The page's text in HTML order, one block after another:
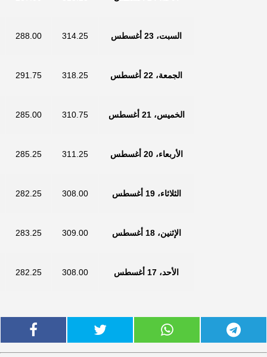
السبت، 23 أغسطس 314.25
288.00
الجمعة، 22 أغسطس 318.25
291.75
الخميس، 21 أغسطس 310.75
285.00
الأربعاء، 20 أغسطس 311.25
285.25
الثلاثاء، 19 أغسطس 308.00
282.25
الإثنين، 18 أغسطس 309.00
283.25
الأحد، 17 أغسطس 308.00
282.25